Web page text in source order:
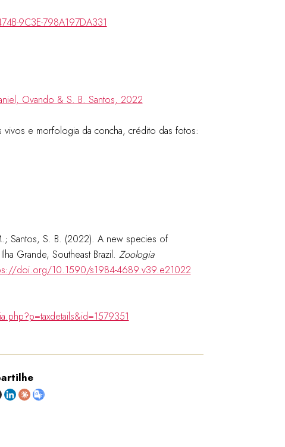
9C3E-798A197DA331
vivos e morfologia da concha, crédito das fotos:
Santos, S. B. (2022). A new species of
Grande, Southeast Brazil. Zoologia
doi.org/10.1590/s1984-4689.v39.e21022